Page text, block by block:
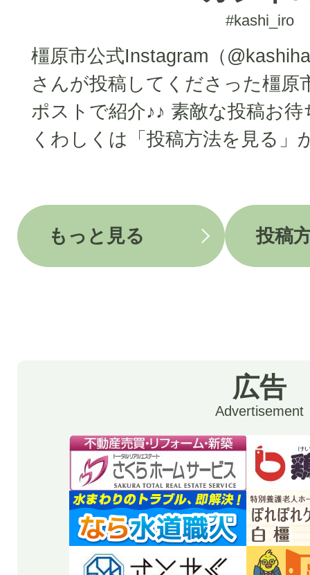
#kashi_iro
橿原市公式Instagram（
さんが投稿してくださった橿原
ポストで紹介♪♪ 素敵な投稿お
くわしくは「投稿方法を見る」
もっと見る 投稿
広告
Advertisement